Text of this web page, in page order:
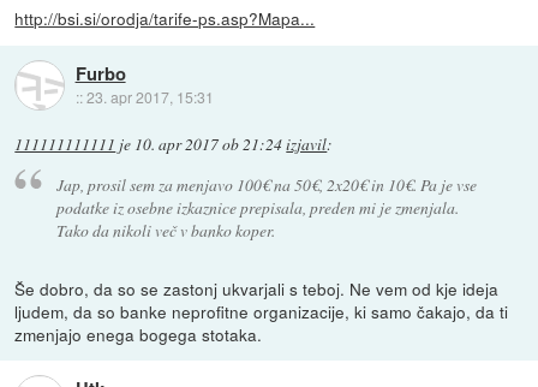
http://bsi.si/orodja/tarife-ps.asp?Mapa...
Furbo
::23. apr 2017, 15:31
111111111111 je 10. apr 2017 ob 21:24izjavil:
Jap, prosil sem za menjavo 100€ na 50€, 2x20€ in 10€. Pa je vse
podatke iz osebne izkaznice prepisala, preden mi je zmenjala.
Tako da nikoli več v banko koper.
Še dobro, da so se zastonj ukvarjali s teboj. Ne vem od kje ideja
ljudem, da so banke neprofitne organizacije, ki samo čakajo, da ti
zmenjajo enega bogega stotaka.